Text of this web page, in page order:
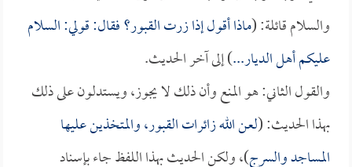
والسلام قائلة: (ماذا أقول إذا زرت القبور؟ فقال: قولي: السلام
عليكم أهل الديار...) إلى آخر الحديث.
والقول الثاني: هو المنع وأن ذلك لا يجوز، ويستدلون على ذلك
بهذا الحديث: (لعن الله زائرات القبور، والمتخذين عليها
المساجد والسرج)، ولكن الحديث بهذا اللفظ جاء بإسناد